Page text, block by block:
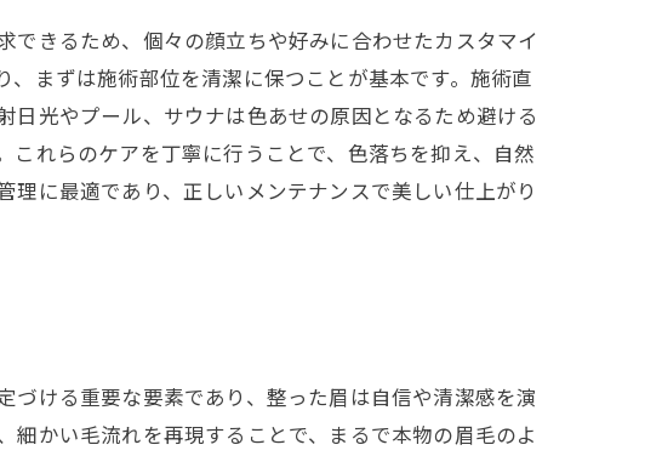
きるため、個々の顔立ちや好みに合わせたカスタマイ
まずは施術部位を清潔に保つことが基本です。施術直
光やプール、サウナは色あせの原因となるため避ける
れらのケアを丁寧に行うことで、色落ちを抑え、自然
に最適であり、正しいメンテナンスで美しい仕上がり
ける重要な要素であり、整った眉は自信や清潔感を演
かい毛流れを再現することで、まるで本物の眉毛のよ